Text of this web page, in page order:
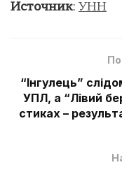
Источник: УНН
“Інгулець”
УПЛ, а “Лівий
стиках –